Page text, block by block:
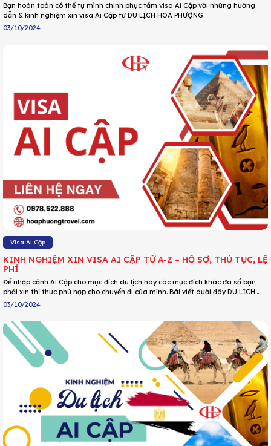
Bạn hoàn toàn có thể tự mình chinh phục tấm visa Ai Cập với những hướng
dẫn & kinh nghiệm xin visa Ai Cập từ DU LỊCH HOA PHƯỢNG.
03/10/2024
Visa Ai Cập
KINH NGHIỆM XIN VISA AI CẬP TỪ A-Z – HỒ SƠ, THỦ TỤC, LỆ
PHÍ
Để nhập cảnh Ai Cập cho mục đích du lịch hay các mục đích khác đa số bạn
phải xin thị thực phù hợp cho chuyến đi của mình. Bài viết dưới đây DU LỊCH
HOA PHƯỢNG sẽ hướng dẫn cho bạn chi tiết quy trình thủ tục, hồ sơ, lệ phí xin
03/10/2024